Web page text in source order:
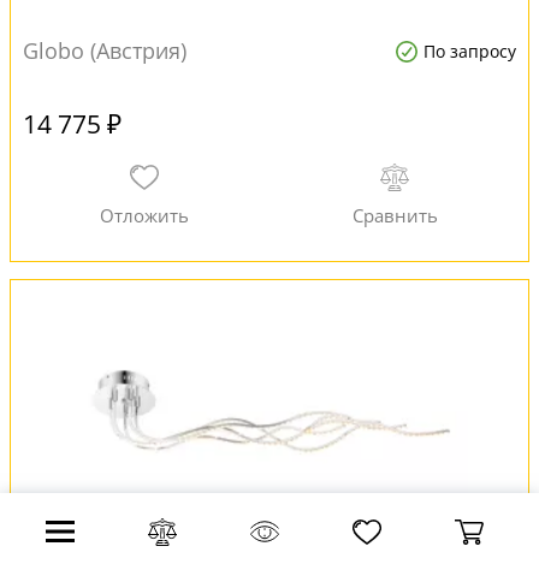
Globo (Австрия) По запросу
14 775 ₽